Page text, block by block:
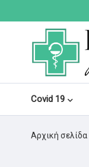
Covid 19
Αρχική σελίδα